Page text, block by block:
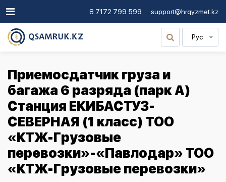
8 7172 799 599 support@hrqyzmet.kz
Рус
Приемосдатчик груза и
багажа 6 разряда (парк А)
Станция ЕКИБАСТУЗ-
СЕВЕРНАЯ (1 класс) ТОО
«КТЖ-Грузовые
перевозки»-«Павлодар» ТОО
«КТЖ-Грузовые перевозки»